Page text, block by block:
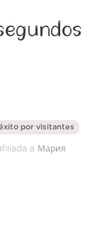
por visitantes
a Мария